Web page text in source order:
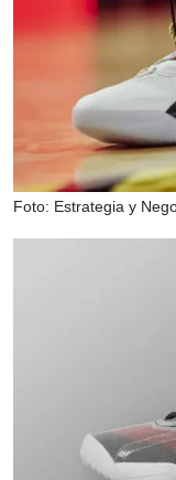
Foto: Estrategia y